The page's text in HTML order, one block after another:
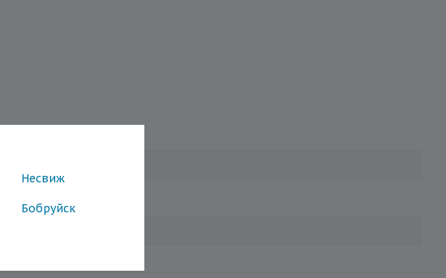
Несвиж
Бобруйск